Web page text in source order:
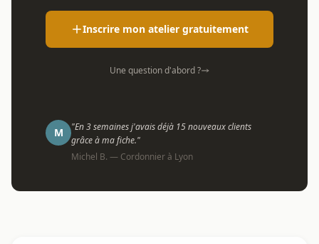
Inscrire mon atelier gratuitement
Une question d'abord ?
M
"En 3 semaines j'avais déjà 15 nouveaux clients
grâce à ma fiche."
Michel B. — Cordonnier à Lyon